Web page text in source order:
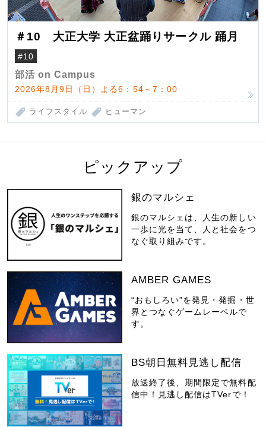
＃10 大正大学 大正盆踊りサークル 踊月
#10
部活 on Campus
2026年8月9日（日）よる6：54～7：00
ライフスタイル ヒューマン
ピックアップ
銀のマルシェ
銀のマルシェは、人生の新しい
一歩に光を当て、人と社会をつ
なぐ取り組みです。
AMBER GAMES
“おもしろい”を発見・発掘・世
界とつなぐゲームレーベルで
す。
BS朝日無料見逃し配信
放送終了後、期間限定で無料配
信中！見逃し配信はTVerで！